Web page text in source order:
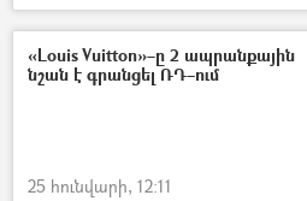
ինքնաթիռ
չվերթ
«Զվարթնոց» օդանավակայան
«Louis Vuitton»–ը 2 ապրանքային
նշան է գրանցել ՌԴ–ում
25 հունվարի, 12:11